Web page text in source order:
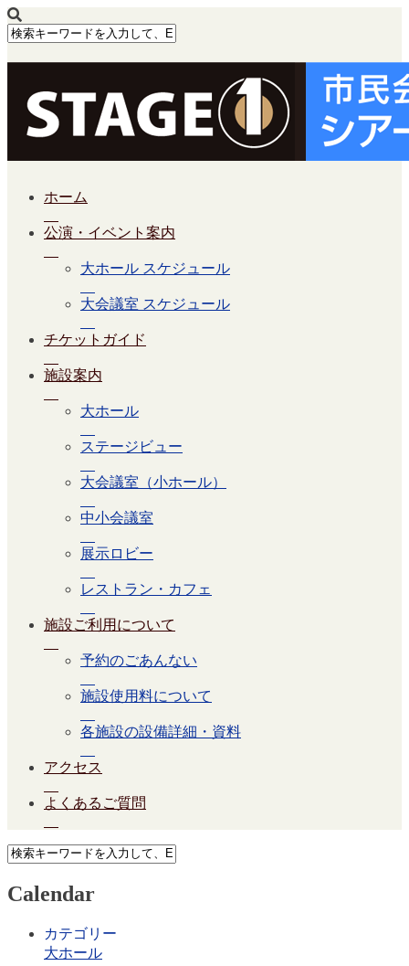
ホーム
公演・イベント案内
大ホール スケジュール
大会議室 スケジュール
チケットガイド
施設案内
大ホール
ステージビュー
大会議室（小ホール）
中小会議室
展示ロビー
レストラン・カフェ
施設ご利用について
予約のごあんない
施設使用料について
各施設の設備詳細・資料
アクセス
よくあるご質問
Calendar
カテゴリー
大ホール